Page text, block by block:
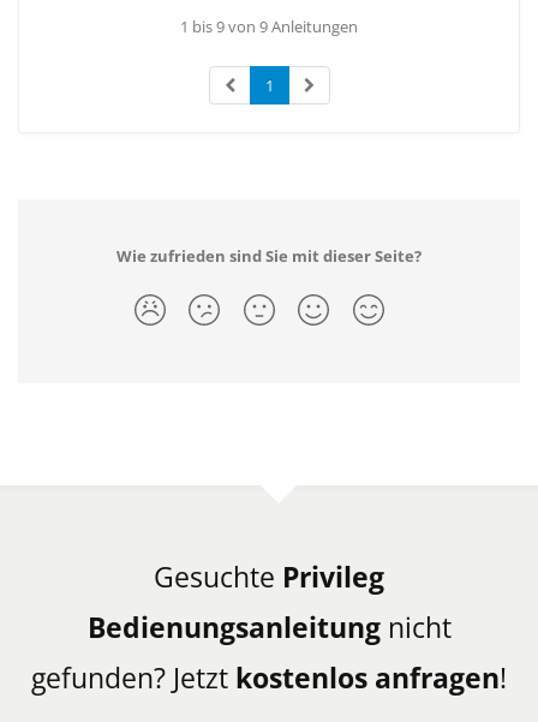
1 bis 9 von 9 Anleitungen
1
Wie zufrieden sind Sie mit dieser Seite?
Gesuchte Privileg
Bedienungsanleitungnicht
gefunden? Jetzt kostenlos anfragen!